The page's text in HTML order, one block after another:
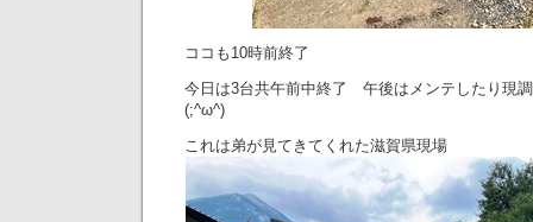
ココも10時前終了
今日は3台共午前中終了 午後はメンテしたり現
(;^ω^)
これは弟が見てきてくれた滋賀県現場